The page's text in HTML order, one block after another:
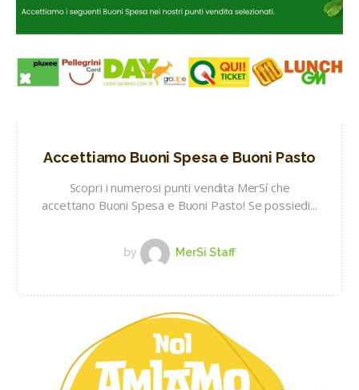
Accettiamo Buoni Spesa e Buoni Pasto
Scopri i numerosi punti vendita MerSí che
accettano Buoni Spesa e Buoni Pasto! Se possiedi...
by MerSi Staff